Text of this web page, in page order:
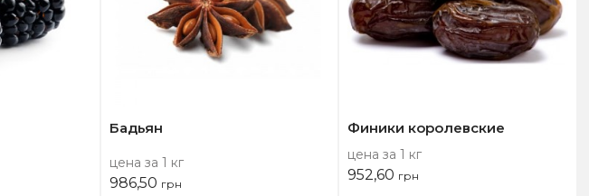
Бадьян
цена за 1 кг
986,50 грн
Финики королевские
цена за 1 кг
952,60 грн